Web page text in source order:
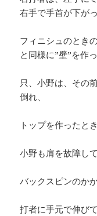
右手で手首が下が
フィニシュのとき
と同様に”壁”を作
只、小野は、その
倒れ、
トップを作ったと
小野も肩を故障し
バックスピンのか
打者に手元で伸び